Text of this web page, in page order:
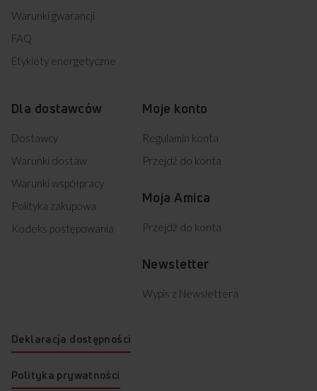
Warunki gwarancji
FAQ
Etykiety energetyczne
Dla dostawców
Dostawcy
Warunki dostaw
Warunki współpracy
Polityka zakupowa
Kodeks postępowania
Moje konto
Regulamin konta
Przejdź do konta
Moja Amica
Przejdź do konta
Newsletter
Wypis z Newslettera
Deklaracja dostępności
Polityka prywatności